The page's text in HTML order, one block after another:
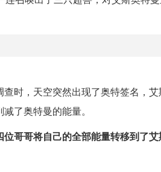
时，天空突然出现了奥特签名，
了奥特曼的能量。
哥哥将自己的全部能量转移到了